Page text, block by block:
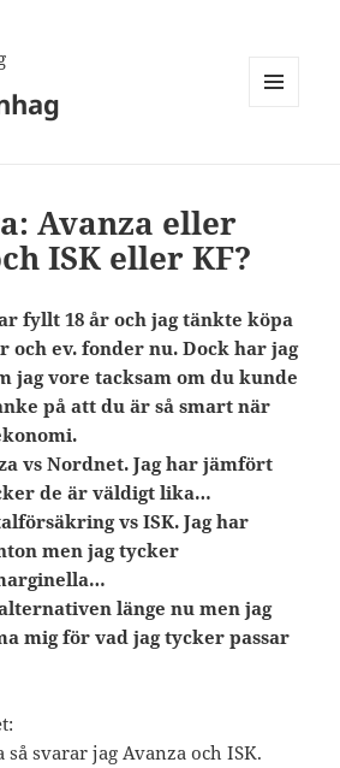
Avanza eller
ISK eller KF?
fyllt 18 år och jag tänkte köpa
och ev. fonder nu. Dock har jag
jag vore tacksam om du kunde
på att du är så smart när
vs Nordnet. Jag har jämfört
de är väldigt lika…
vs ISK. Jag har
men jag tycker
länge nu men jag
mig för vad jag tycker passar
så svarar jag Avanza och ISK.